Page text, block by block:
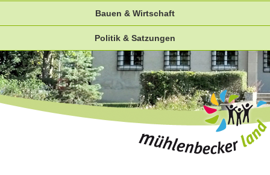
Bauen & Wirtschaft
Politik & Satzungen